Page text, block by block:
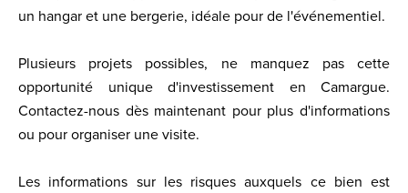
un hangar et une bergerie, idéale pour de l'événementiel.
Plusieurs projets possibles, ne manquez pas cette
opportunité unique d'investissement en Camargue.
Contactez-nous dès maintenant pour plus d'informations
ou pour organiser une visite.
Les informations sur les risques auxquels ce bien est